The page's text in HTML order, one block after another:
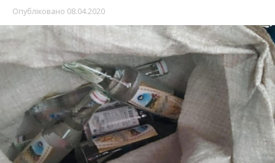
Опубліковано 08.04.2020